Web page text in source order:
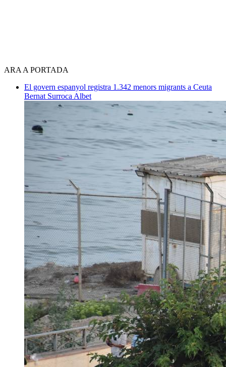
ARA A PORTADA
El govern espanyol registra 1.342 menors migrants a Ceuta
Bernat Surroca Albet